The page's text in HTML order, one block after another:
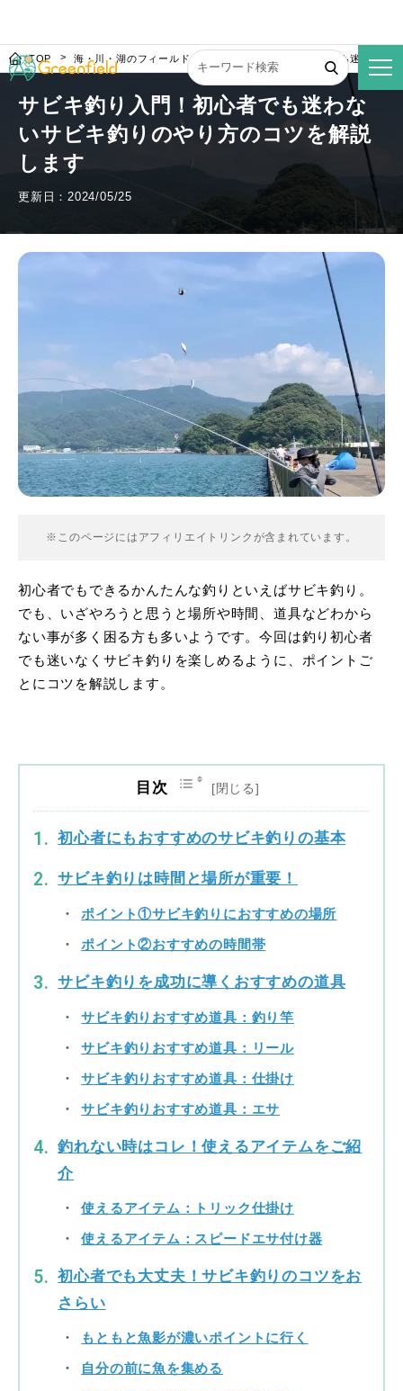
TOP 海・川・湖のフィールド サビキ釣り入門！初心者でも迷わない
サビキ釣り入門！初心者でも迷わな
いサビキ釣りのやり方のコツを解説
します
更新日：2024/05/25
※このページにはアフィリエイトリンクが含まれています。
初心者でもできるかんたんな釣りといえばサビキ釣り。
でも、いざやろうと思うと場所や時間、道具などわから
ない事が多く困る方も多いようです。今回は釣り初心者
でも迷いなくサビキ釣りを楽しめるように、ポイントご
とにコツを解説します。
目次
初心者にもおすすめのサビキ釣りの基本
サビキ釣りは時間と場所が重要！
ポイント①サビキ釣りにおすすめの場所
ポイント②おすすめの時間帯
サビキ釣りを成功に導くおすすめの道具
サビキ釣りおすすめ道具：釣り竿
サビキ釣りおすすめ道具：リール
サビキ釣りおすすめ道具：仕掛け
サビキ釣りおすすめ道具：エサ
釣れない時はコレ！使えるアイテムをご紹
介
使えるアイテム：トリック仕掛け
使えるアイテム：スピードエサ付け器
初心者でも大丈夫！サビキ釣りのコツをお
さらい
もともと魚影が濃いポイントに行く
自分の前に魚を集める